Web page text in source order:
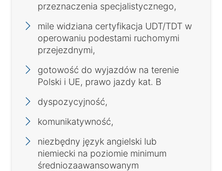
przeznaczenia specjalistycznego,
mile widziana certyfikacja UDT/TDT w
operowaniu podestami ruchomymi
przejezdnymi,
gotowość do wyjazdów na terenie
Polski i UE, prawo jazdy kat. B
dyspozycyjność,
komunikatywność,
niezbędny język angielski lub
niemiecki na poziomie minimum
średniozaawansowanym